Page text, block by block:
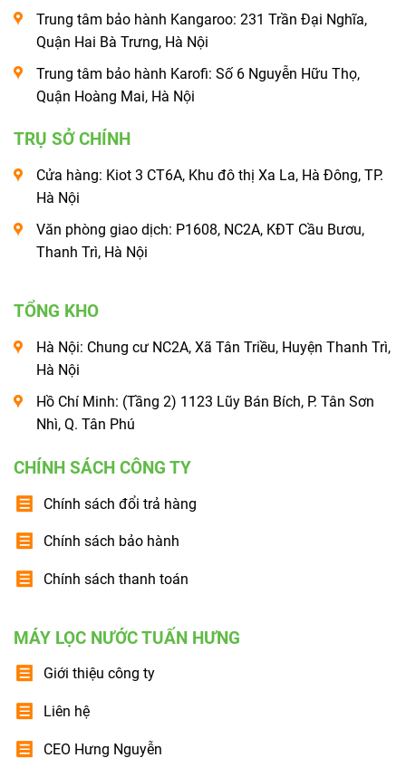
Trung tâm bảo hành Kangaroo: 231 Trần Đại Nghĩa,
Quận Hai Bà Trưng, Hà Nội
Trung tâm bảo hành Karofi: Số 6 Nguyễn Hữu Thọ,
Quận Hoàng Mai, Hà Nội
TRỤ SỞ CHÍNH
Cửa hàng: Kiot 3 CT6A, Khu đô thị Xa La, Hà Đông, TP.
Hà Nội
Văn phòng giao dịch: P1608, NC2A, KĐT Cầu Bươu,
Thanh Trì, Hà Nội
TỔNG KHO
Hà Nội: Chung cư NC2A, Xã Tân Triều, Huyện Thanh Trì,
Hà Nội
Hồ Chí Minh: (Tầng 2) 1123 Lũy Bán Bích, P. Tân Sơn
Nhì, Q. Tân Phú
CHÍNH SÁCH CÔNG TY
Chính sách đổi trả hàng
Chính sách bảo hành
Chính sách thanh toán
MÁY LỌC NƯỚC TUẤN HƯNG
Giới thiệu công ty
Liên hệ
CEO Hưng Nguyễn